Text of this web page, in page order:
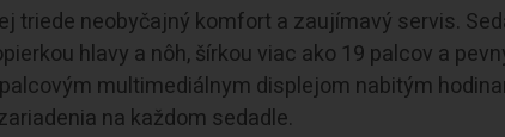
triede neobyčajný komfort a zaujímavý servis.
hlavy a nôh, šírkou viac ako 19 palcov a
multimediálnym displejom nabitým
na každom sedadle.